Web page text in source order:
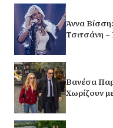
Άννα
Τσιτσάνη
Βανέσα
Χωρίζουν